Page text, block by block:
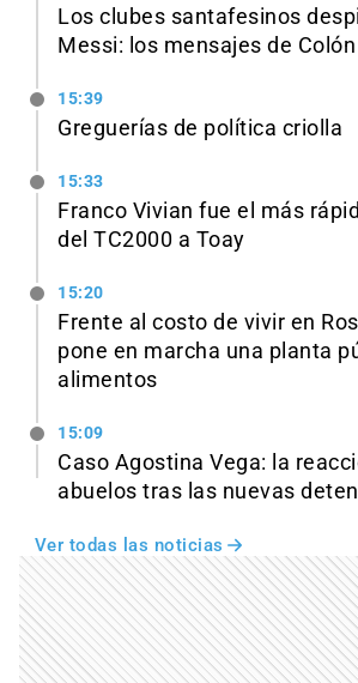
Los clubes santafesinos
Messi: los mensajes de
15:39
Greguerías de política criolla
15:33
Franco Vivian fue el más
del TC2000 a Toay
15:20
Frente al costo de vivir en
pone en marcha una planta
alimentos
15:09
Caso Agostina Vega: la
abuelos tras las nuevas
Ver todas las noticias